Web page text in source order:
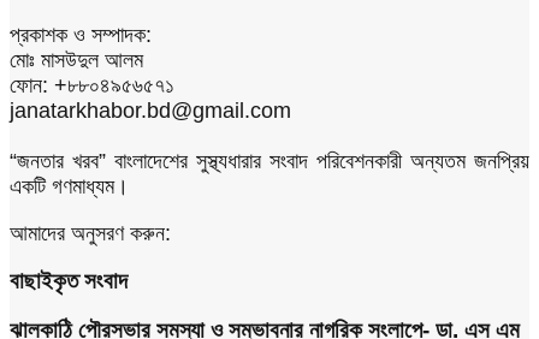
প্রকাশক ও সম্পাদক:
মোঃ মাসউদুল আলম
ফোন: +৮৮০৪৯৫৬৫৭১
janatarkhabor.bd@gmail.com
“জনতার খরব” বাংলাদেশের সুস্থ্যধারার সংবাদ পরিবেশনকারী অন্যতম জনপ্রিয়
একটি গণমাধ্যম।
আমাদের অনুসরণ করুন:
বাছাইকৃত সংবাদ
ঝালকাঠি পৌরসভার সমস্যা ও সম্ভাবনার নাগরিক সংলাপে- ডা. এস এম